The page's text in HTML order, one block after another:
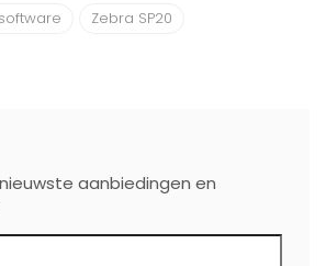
Zebra SP20
aanbiedingen en